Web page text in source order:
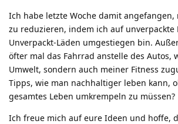
Ich habe letzte Woche damit angefangen,
zu reduzieren, indem ich auf unverpackte
Unverpackt-Läden umgestiegen bin.
öfter mal das Fahrrad anstelle des Autos,
Umwelt, sondern auch meiner Fitness
Tipps, wie man nachhaltiger leben kann,
gesamtes Leben umkrempeln zu müssen?
Ich freue mich auf eure Ideen und hoffe,